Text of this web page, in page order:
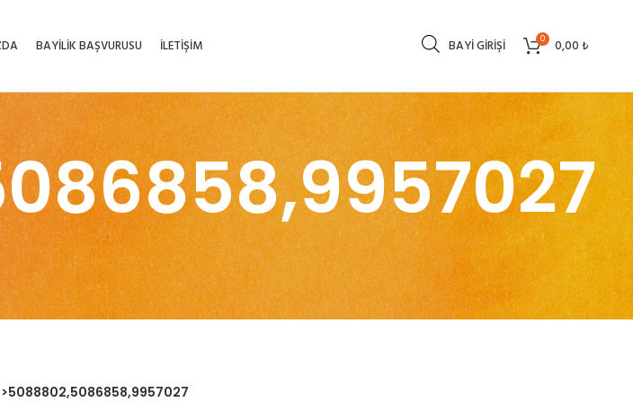
BAYİLİK BAŞVURUSU İLETİŞİM BAYI GIRIŞI 0 0,00₺